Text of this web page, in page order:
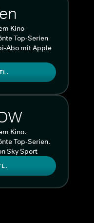
Kino
Top-Serien
Abo mit Apple
Kino.
Top-Serien.
Sky Sport